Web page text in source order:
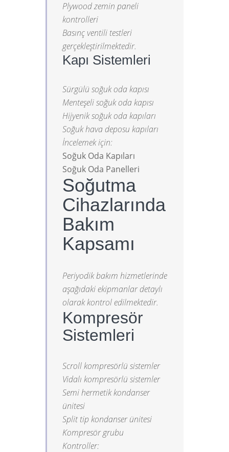
Plywood zemin paneli
kontrolleri
Basınç ventili testleri
gerçekleştirilmektedir.
Kapı Sistemleri
Sürgülü soğuk oda kapısı
Menteşeli soğuk oda kapısı
Hijyenik soğuk oda kapıları
Soğuk hava deposu kapıları
İncelemek için:
Soğuk Oda Kapıları
Soğuk Oda Panelleri
Soğutma
Cihazlarında
Bakım
Kapsamı
Periyodik bakım hizmetlerinde
aşağıdaki ekipmanlar detaylı
olarak kontrol edilmektedir.
Kompresör
Sistemleri
Scroll kompresörlü sistemler
Vidalı kompresörlü sistemler
Semi hermetik kondanser
ünitesi
Split tip kondanser ünitesi
Kompresör grubu
Kontroller: